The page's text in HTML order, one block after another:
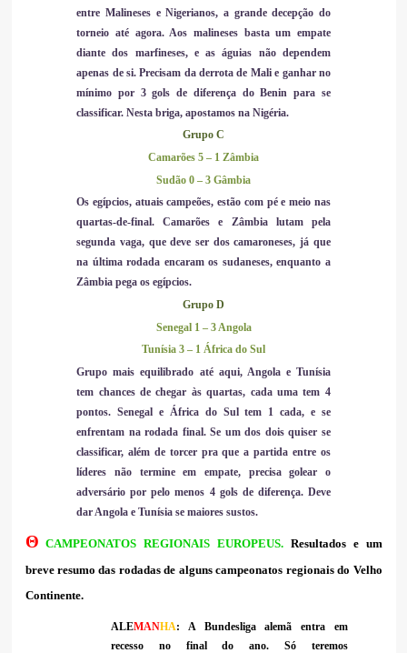
entre Malineses e Nigerianos, a grande decepção do
torneio até agora. Aos malineses basta um empate
diante dos marfineses, e as águias não dependem
apenas de si. Precisam da derrota de Mali e ganhar no
mínimo por 3 gols de diferença do Benin para se
classificar. Nesta briga, apostamos na Nigéria.
Grupo C
Camarões 5 – 1 Zâmbia
Sudão 0 – 3 Gâmbia
Os egípcios, atuais campeões, estão com pé e meio nas
quartas-de-final. Camarões e Zâmbia lutam pela
segunda vaga, que deve ser dos camaroneses, já que
na última rodada encaram os sudaneses, enquanto a
Zâmbia pega os egípcios.
Grupo D
Senegal 1 – 3 Angola
Tunísia 3 – 1 África do Sul
Grupo mais equilibrado até aqui, Angola e Tunísia
tem chances de chegar às quartas, cada uma tem 4
pontos. Senegal e África do Sul tem 1 cada, e se
enfrentam na rodada final. Se um dos dois quiser se
classificar, além de torcer pra que a partida entre os
líderes não termine em empate, precisa golear o
adversário por pelo menos 4 gols de diferença. Deve
dar Angola e Tunísia se maiores sustos.
Θ CAMPEONATOS REGIONAIS EUROPEUS. Resultados e um
breve resumo das rodadas de alguns campeonatos regionais do Velho
Continente.
ALEMANHA: A Bundesliga alemã entra em
recesso no final do ano. Só teremos